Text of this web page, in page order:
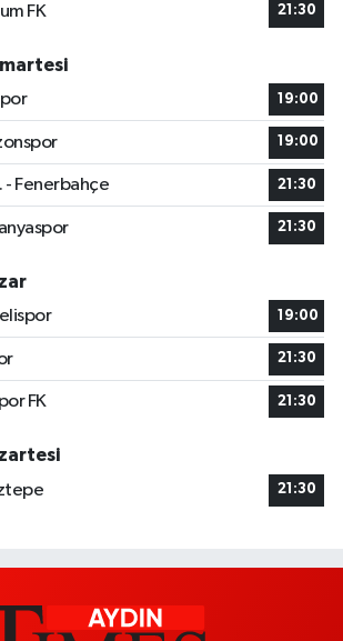
FK
21:30
19:00
19:00
- Fenerbahçe 21:30
21:30
19:00
21:30
FK 21:30
21:30